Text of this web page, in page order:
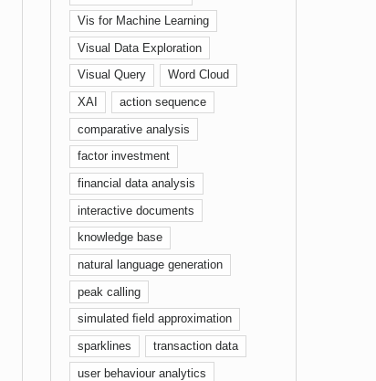
Vis for Machine Learning
Visual Data Exploration
Visual Query
Word Cloud
XAI
action sequence
comparative analysis
factor investment
financial data analysis
interactive documents
knowledge base
natural language generation
peak calling
simulated ﬁeld approximation
sparklines
transaction data
user behaviour analytics